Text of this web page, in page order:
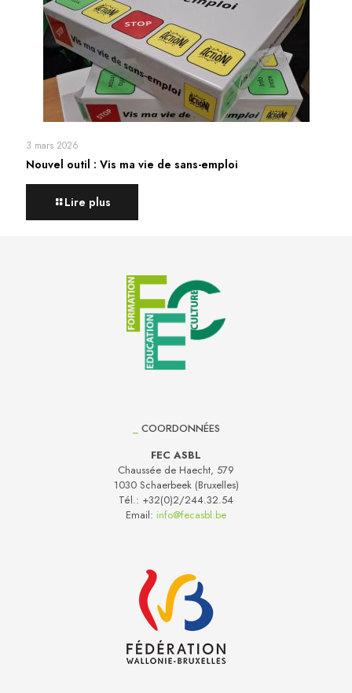
3 mars 2026
Nouvel outil : Vis ma vie de sans-emploi
Lire plus
COORDONNÉES
FEC ASBL
Chaussée de Haecht, 579
1030 Schaerbeek (Bruxelles)
Tél.: +32(0)2/244.32.54
Email: info@fecasbl.be